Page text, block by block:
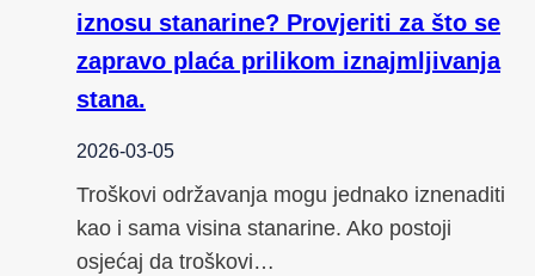
iznosu stanarine? Provjeriti za što se
zapravo plaća prilikom iznajmljivanja
stana.
2026-03-05
Troškovi održavanja mogu jednako iznenaditi
kao i sama visina stanarine. Ako postoji
osjećaj da troškovi…